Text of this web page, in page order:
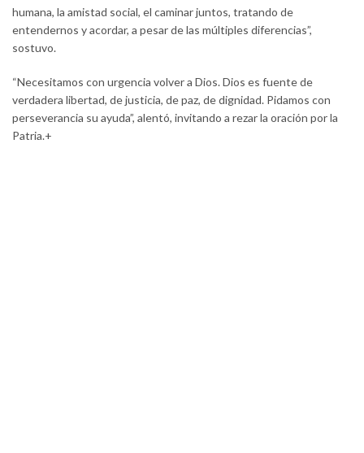
humana, la amistad social, el caminar juntos, tratando de
entendernos y acordar, a pesar de las múltiples diferencias”,
sostuvo.
“Necesitamos con urgencia volver a Dios. Dios es fuente de
verdadera libertad, de justicia, de paz, de dignidad. Pidamos con
perseverancia su ayuda”, alentó, invitando a rezar la oración por la
Patria.+